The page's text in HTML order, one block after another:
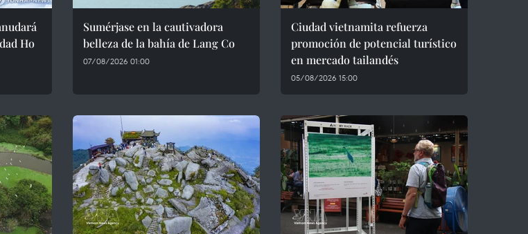
Ho
Sumérjase en la cautivadora
belleza de la bahía de Lang Co
07/08/2026 01:00
Ciudad vietnamita refuerza
promoción de potencial turístico
en mercado tailandés
05/08/2026 15:00